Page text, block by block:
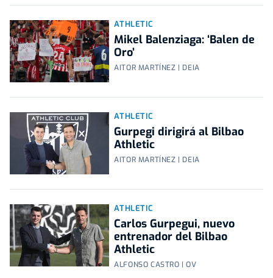
ATHLETIC
Mikel Balenziaga: ‘Balen de
Oro’
AITOR MARTÍNEZ | DEIA
ATHLETIC
Gurpegi dirigirá al Bilbao
Athletic
AITOR MARTÍNEZ | DEIA
ATHLETIC
Carlos Gurpegui, nuevo
entrenador del Bilbao
Athletic
ALFONSO CASTRO | OV